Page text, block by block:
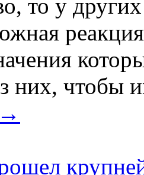
то у
них, чтобы